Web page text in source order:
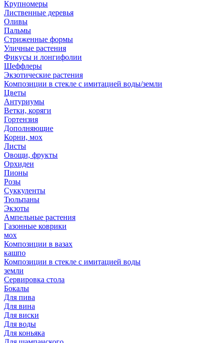
Крупномеры
Лиственные деревья
Оливы
Пальмы
Стриженные формы
Уличные растения
Фикусы и лонгифолии
Шеффлеры
Экзотические растения
Композиции в стекле с имитацией воды/земли
Цветы
Антуриумы
Ветки, коряги
Гортензия
Дополняющие
Корни, мох
Листы
Овощи, фрукты
Орхидеи
Пионы
Розы
Суккуленты
Тюльпаны
Экзоты
Ампельные растения
Газонные коврики
мох
Композиции в вазах
кашпо
Композиции в стекле с имитацией воды
земли
Сервировка стола
Бокалы
Для пива
Для вина
Для виски
Для воды
Для коньяка